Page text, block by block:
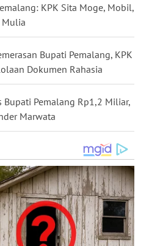
KPK Sita Moge, Mobil,
Mulia
Bupati Pemalang, KPK
Dokumen Rahasia
Bupati Pemalang Rp1,2 Miliar,
Marwata